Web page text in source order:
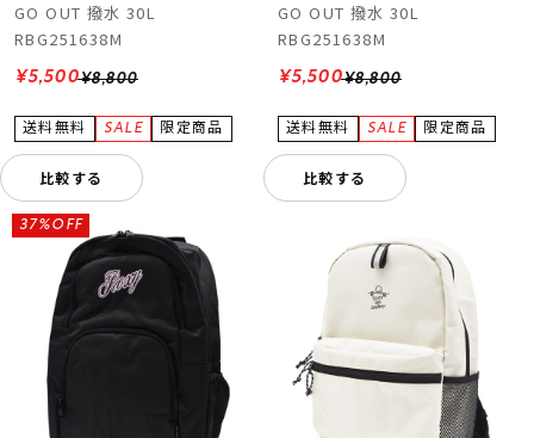
GO OUT 撥水 30L
RBG251638M
¥8,800
¥5,500
比較する
GO OUT 撥水 30L
RBG251638M
¥8,800
¥5,500
比較する
37%OFF